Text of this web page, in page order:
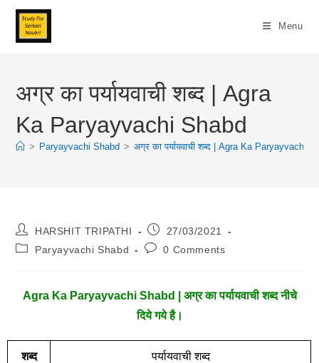
Skip
Content
Menu
अग्र का पर्यायवाची शब्द | Agra
Ka Paryayvachi Shabd
> Paryayvachi Shabd > अग्र का पर्यायवाची शब्द | Agra Ka Paryayvachi
Post
Author:
HARSHIT TRIPATHI
Post
Published:
27/03/2021
PostParyayvachi Shabd
Post0 Comments
Agra Ka Paryayvachi Shabd | अग्र का पर्यायवाची शब्द नीचे
दिये गये है।
शब्द पर्यायवाची शब्द